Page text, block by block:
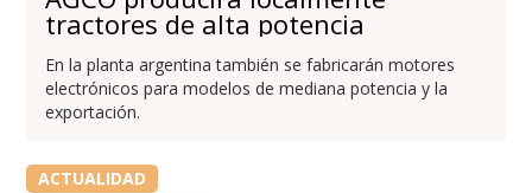
tractores de alta potencia
En la planta argentina también se fabricarán motores
electrónicos para modelos de mediana potencia y la
exportación.
ACTUALIDAD